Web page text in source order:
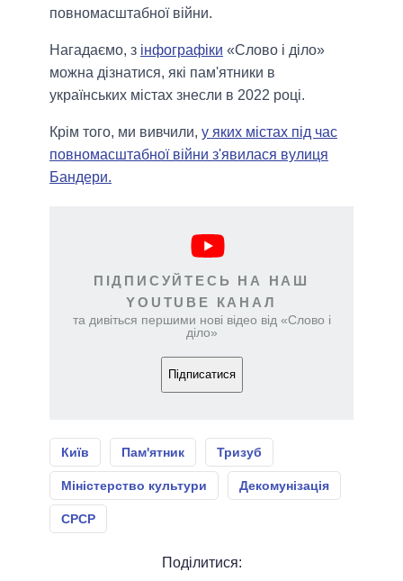
повномасштабної війни.
Нагадаємо, з інфографіки «Слово і діло»
можна дізнатися, які пам'ятники в
українських містах знесли в 2022 році.
Крім того, ми вивчили, у яких містах під час
повномасштабної війни з'явилася вулиця
Бандери.
ПІДПИСУЙТЕСЬ НА НАШ
YOUTUBE КАНАЛ
та дивіться першими нові відео від «Слово і
діло»
Підписатися
Київ Пам'ятник Тризуб
Міністерство культури Декомунізація
СРСР
Поділитися: